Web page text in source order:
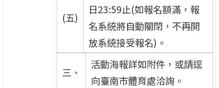
(五)
日23:59止(如報名額滿，報
名系統將自動關閉，不再開
放系統接受報名)。
三、
活動海報詳如附件，或請逕
向臺南市體育處洽詢。